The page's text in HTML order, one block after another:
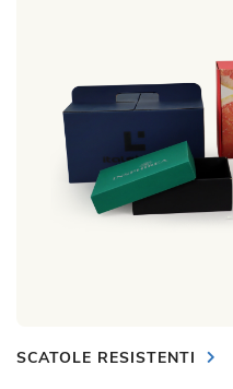
SCATOLE RESISTENTI